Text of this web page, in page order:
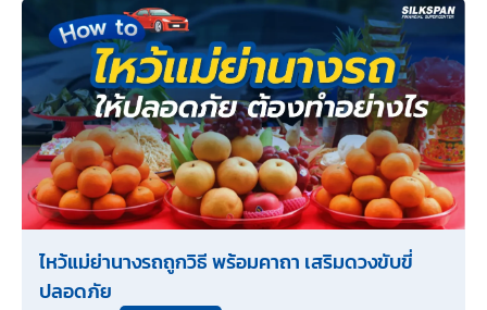
ไหว้แม่ย่านางรถถูกวิธี พร้อมคาถา เสริมดวงขับขี่
ปลอดภัย